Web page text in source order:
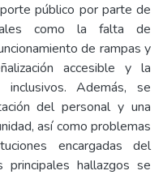
público por parte de
como la falta de
de rampas y
accesible y la
Además, se
del personal y una
así como problemas
encargadas del
hallazgos se